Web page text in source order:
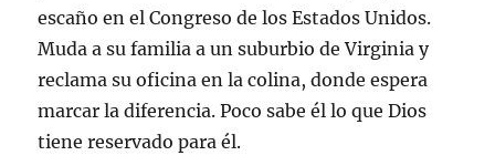
escaño en el Congreso de los Estados Unidos.
Muda a su familia a un suburbio de Virginia y
reclama su oficina en la colina, donde espera
marcar la diferencia. Poco sabe él lo que Dios
tiene reservado para él.